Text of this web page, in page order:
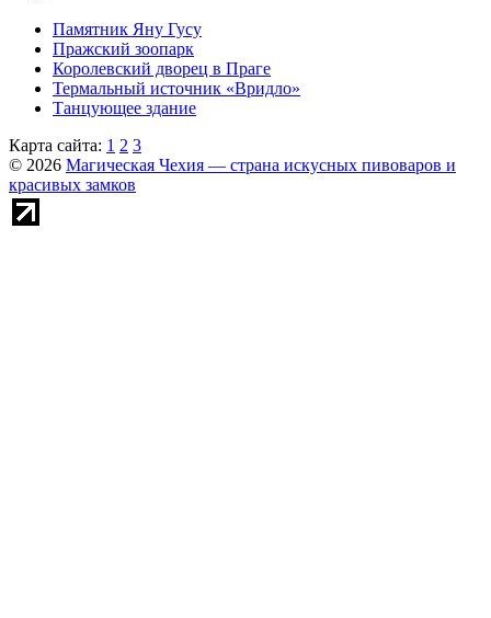
Памятник Яну Гусу
Пражский зоопарк
Королевский дворец в Праге
Термальный источник «Вридло»
Танцующее здание
Карта сайта: 1 2 3
© 2026 Магическая Чехия — страна искусных пивоваров и
красивых замков